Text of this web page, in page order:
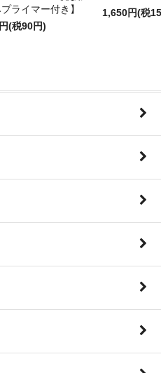
ライマー付き】
(税90円)
1,650円(税